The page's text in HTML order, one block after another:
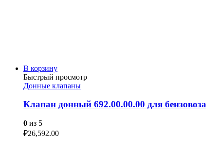
В корзину
Быстрый просмотр
Донные клапаны
Клапан донный 692.00.00.00 для бензовоза
0 из 5
₽26,592.00